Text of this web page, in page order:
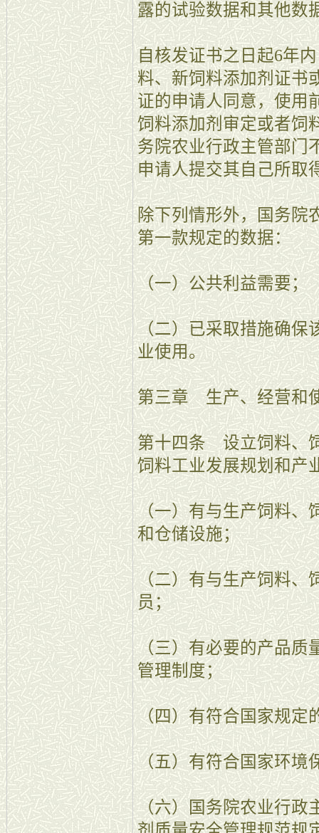
露的试验数据和其他数
自核发证书之日起6年
料、新饲料添加剂证书
证的申请人同意，使用
饲料添加剂审定或者饲
务院农业行政主管部门
申请人提交其自己所取
除下列情形外，国务院
第一款规定的数据：
（一）公共利益需要；
（二）已采取措施确保
业使用。
第三章 生产、经营和
第十四条 设立饲料、
饲料工业发展规划和产
（一）有与生产饲料、
和仓储设施；
（二）有与生产饲料、
员；
（三）有必要的产品质
管理制度；
（四）有符合国家规定
（五）有符合国家环境
（六）国务院农业行政